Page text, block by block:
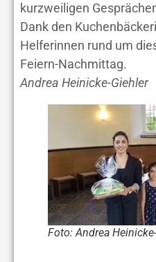
kurzweiligen
Dank den
Helferinnen rund um
Feiern-Nachmittag.
Andrea Heinicke-Giehler
Foto: Andrea